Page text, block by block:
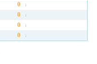
0
0
0
0